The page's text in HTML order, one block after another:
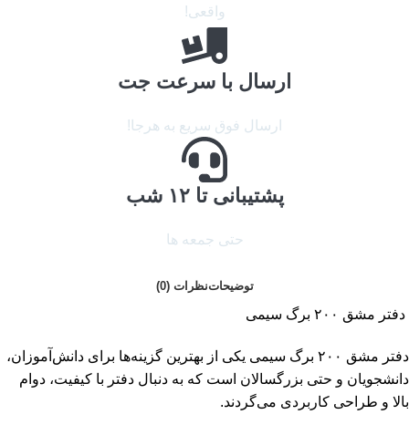
واقعی!
ارسال با سرعت جت
ارسال فوق سریع به هرجا!
پشتیبانی تا ۱۲ شب
حتی جمعه ها
توضیحاتنظرات (0)
دفتر مشق ۲۰۰ برگ سیمی
دفتر مشق ۲۰۰ برگ سیمی یکی از بهترین گزینه‌ها برای دانش‌آموزان،
دانشجویان و حتی بزرگسالان است که به دنبال دفتر با کیفیت، دوام
بالا و طراحی کاربردی می‌گردند.